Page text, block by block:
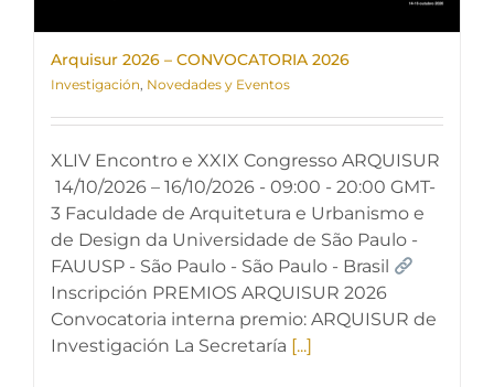
Arquisur 2026 – CONVOCATORIA 2026
Investigación, Novedades y Eventos
XLIV Encontro e XXIX Congresso ARQUISUR
14/10/2026 – 16/10/2026 - 09:00 - 20:00 GMT-
3 Faculdade de Arquitetura e Urbanismo e
de Design da Universidade de São Paulo -
FAUUSP - São Paulo - São Paulo - Brasil
Inscripción PREMIOS ARQUISUR 2026
Convocatoria interna premio: ARQUISUR de
Investigación La Secretaría [...]